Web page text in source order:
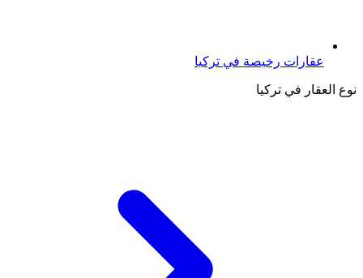
عقارات رخيصة في تركيا
نوع العقار في تركيا